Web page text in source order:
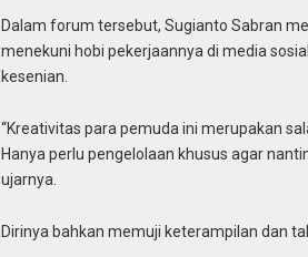
Dalam forum tersebut, Sugianto Sabran
menekuni hobi pekerjaannya di media
kesenian.
“Kreativitas para pemuda ini merupakan
Hanya perlu pengelolaan khusus agar
ujarnya.
Dirinya bahkan memuji keterampilan dan